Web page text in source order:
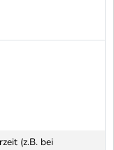
(z.B. bei